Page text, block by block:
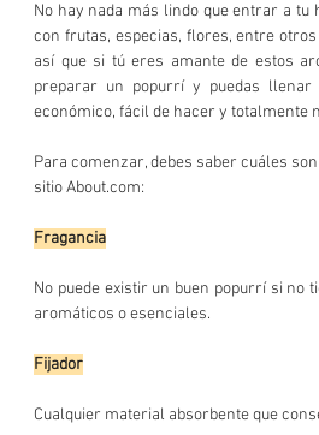
No hay nada más lindo que entrar a
con frutas, especias, flores, entre
así que si tú eres amante de estos
preparar un popurrí y puedas llenar
económico, fácil de hacer y totalmente
Para comenzar, debes saber cuáles
sitio About.com:
Fragancia
No puede existir un buen popurrí si no
aromáticos o esenciales.
Fijador
Cualquier material absorbente que